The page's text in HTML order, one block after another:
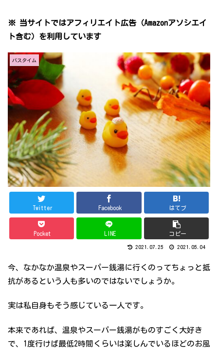
※ 当サイトではアフィリエイト広告（Amazonアソシエイ
ト含む）を利用しています
バスタイム
Twitter Facebook はてブ
Pocket LINE コピー
2021.07.25 2021.05.04
今、なかなか温泉やスーパー銭湯に行くのってちょっと抵
抗があるという人も多いのではないでしょうか。
実は私自身もそう感じている一人です。
本来であれば、温泉やスーパー銭湯がものすごく大好き
で、1度行けば最低2時間くらいは楽しんでいるほどのお風